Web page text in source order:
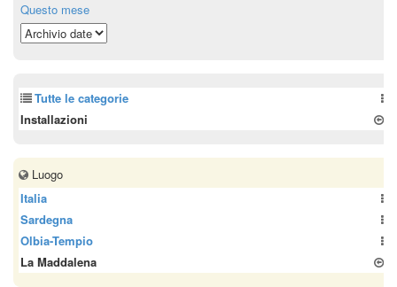
Questo mese
Tutte le categorie
Installazioni
Luogo
Italia
Sardegna
Olbia-Tempio
La Maddalena